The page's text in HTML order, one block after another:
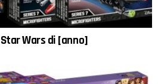
Wars di [anno]